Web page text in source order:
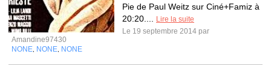
Pie de Paul Weitz sur Ciné+Famiz à
20:20....
Lire la suite
Le 19 septembre 2014 par
Amandine97430
NONE NONE NONE